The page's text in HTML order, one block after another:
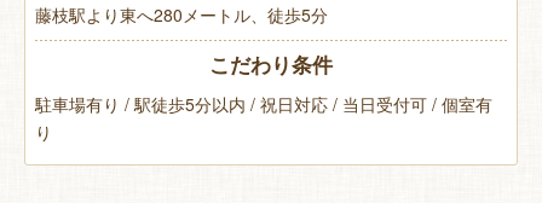
藤枝駅より東へ280メートル、徒歩5分
こだわり条件
駐車場有り / 駅徒歩5分以内 / 祝日対応 / 当日受付可 / 個室有
り